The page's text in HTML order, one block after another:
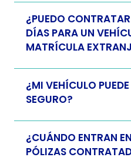
¿PUEDO
DÍAS PARA UN
MATRÍCULA
¿MI VEHÍCULO
SEGURO?
¿CUÁNDO ENTRAN
PÓLIZAS